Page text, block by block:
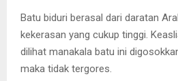
Batu biduri berasal dari daratan
kekerasan yang cukup tinggi.
dilihat manakala batu ini
maka tidak tergores.